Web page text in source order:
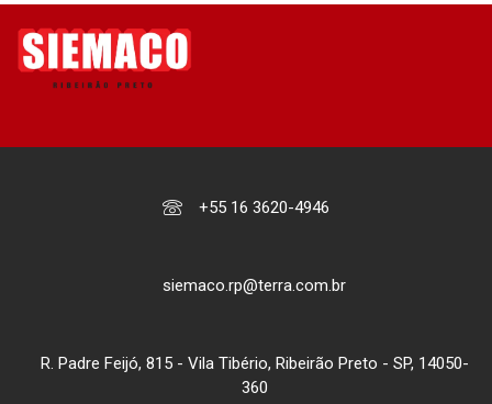
+55 16 3620-4946
siemaco.rp@terra.com.br
R. Padre Feijó, 815 - Vila Tibério, Ribeirão Preto - SP, 14050-
360